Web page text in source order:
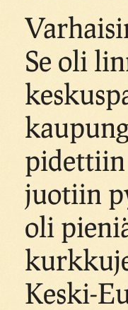
Se oli
pidettiin
juotiin
oli
Keski-